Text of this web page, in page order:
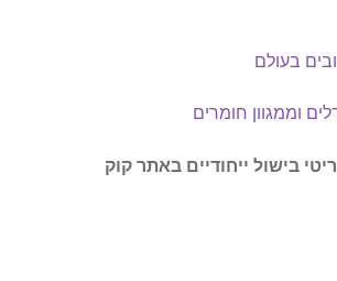
בעולם
וממגוון חומרים
בישול ייחודיים באתר קוק